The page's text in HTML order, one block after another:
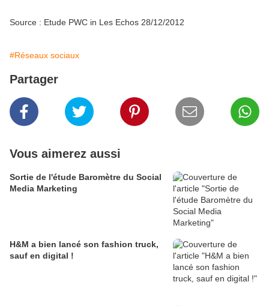
Source : Etude PWC in Les Echos 28/12/2012
#Réseaux sociaux
Partager
Vous aimerez aussi
Sortie de l'étude Baromètre du Social
Media Marketing
H&M a bien lancé son fashion truck,
sauf en digital !